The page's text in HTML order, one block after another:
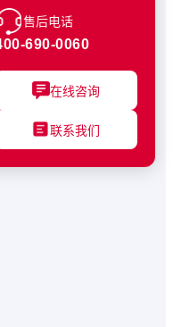
售后电话
690-0060
在线咨询
联系我们